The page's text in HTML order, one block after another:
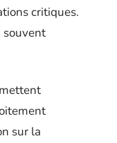
critiques.
souvent
sur la